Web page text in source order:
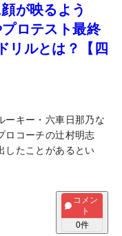
が映るよう
ロテスト最終
リルとは？【四
ーキー・六車日那乃な
ロコーチの辻村明志
したことがあるとい
コメン
ト
0件